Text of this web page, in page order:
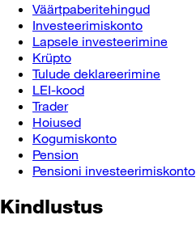
Väärtpaberitehingud
Investeerimiskonto
Lapsele investeerimine
Krüpto
Tulude deklareerimine
LEI-kood
Trader
Hoiused
Kogumiskonto
Pension
Pensioni investeerimiskonto
Kindlustus